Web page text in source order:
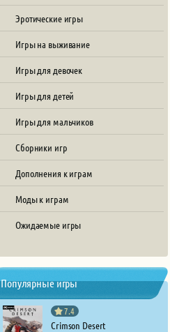
Эротические игры
Игры на выживание
Игры для девочек
Игры для детей
Игры для мальчиков
Сборники игр
Дополнения к играм
Моды к играм
Ожидаемые игры
Популярные игры
7.4
Crimson Desert